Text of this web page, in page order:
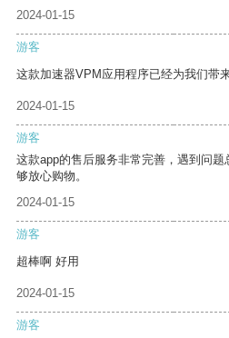
2024-01-15
游客
这款加速器VPM应用程序已经为我们带
2024-01-15
游客
这款app的售后服务非常完善，遇到问
够放心购物。
2024-01-15
游客
超棒啊 好用
2024-01-15
游客